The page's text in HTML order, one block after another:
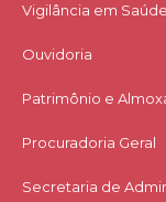
Vigilância em Saúde
Ouvidoria
Patrimônio e
Procuradoria Geral
Secretaria de